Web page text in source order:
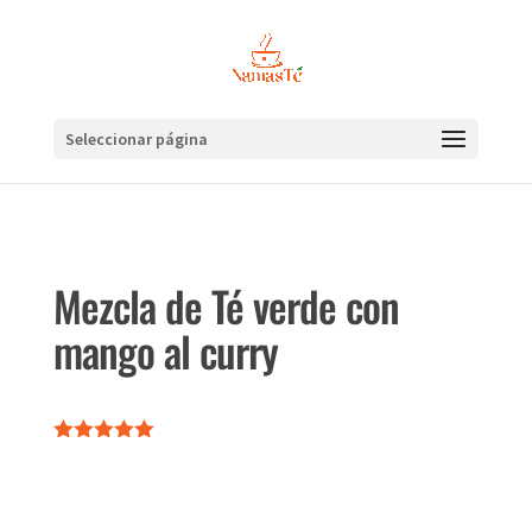
Seleccionar página
Mezcla de Té verde con
mango al curry